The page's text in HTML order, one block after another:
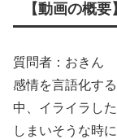
【動画の概要】
質問者：おきん
感情を言語化す
中、イライラし
しまいそうな時